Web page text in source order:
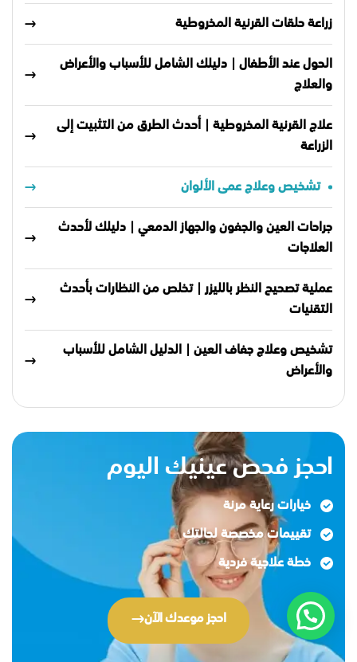
زراعة حلقات القرنية المخروطية
الحول عند الأطفال | دليلك الشامل للأسباب والأعراض
والعلاج
علاج القرنية المخروطية | أحدث الطرق من التثبيت إلى
الزراعة
تشخيص وعلاج عمى الألوان
جراحات العين والجفون والجهاز الدمعي | دليلك لأحدث
العلاجات
عملية تصحيح النظر بالليزر | تخلص من النظارات بأحدث
التقنيات
تشخيص وعلاج جفاف العين | الدليل الشامل للأسباب
والأعراض
احجز فحص عينيك اليوم
خيارات رعاية مرنة
تقييمات مخصصة لحالتك
خطة علاجية فردية
احجز موعدك الآن